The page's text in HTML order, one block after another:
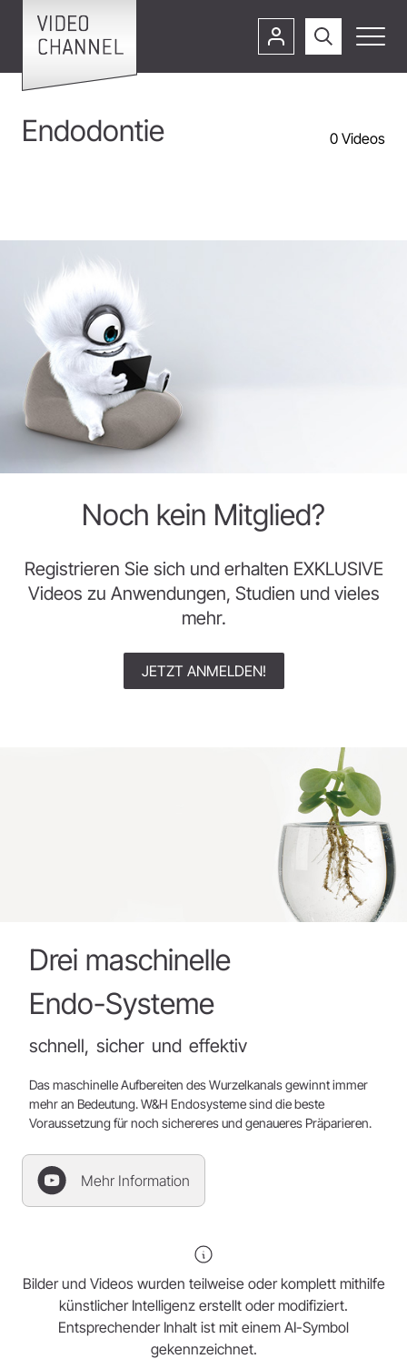
Endodontie 0 Videos
Noch kein Mitglied?
Registrieren Sie sich und erhalten EXKLUSIVE
Videos zu Anwendungen, Studien und vieles
mehr.
JETZT ANMELDEN!
Drei maschinelle
Endo-Systeme
schnell, sicher und effektiv
Das maschinelle Aufbereiten des Wurzelkanals gewinnt immer
mehr an Bedeutung. W&H Endosysteme sind die beste
Voraussetzung für noch sichereres und genaueres Präparieren.
Mehr Information
Bilder und Videos wurden teilweise oder komplett mithilfe
künstlicher Intelligenz erstellt oder modifiziert.
Entsprechender Inhalt ist mit einem AI-Symbol
gekennzeichnet.